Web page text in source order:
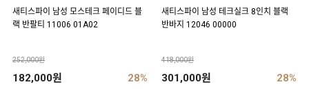
새티스파이 남성 모스테크 페이디드 블
랙 반팔티 11006 01A02
252,000원
182,000원 28%
새티스파이 남성 테크실크 8인치 블랙
반바지 12046 00000
418,000원
301,000원 28%